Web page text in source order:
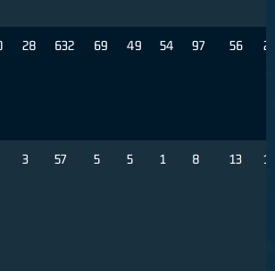
28 632 69 49 54 97 56 27
3 57 5 5 1 8 13 1